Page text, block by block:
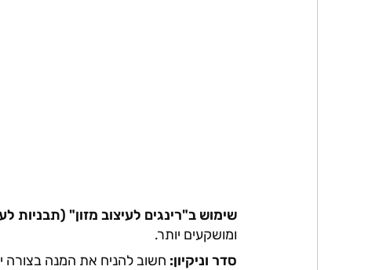
שימוש ב"רינגים לעיצוב מזון" (תבניות
ומושקעים יותר.
סדר וניקיון: חשוב להניח את המנה בצורה